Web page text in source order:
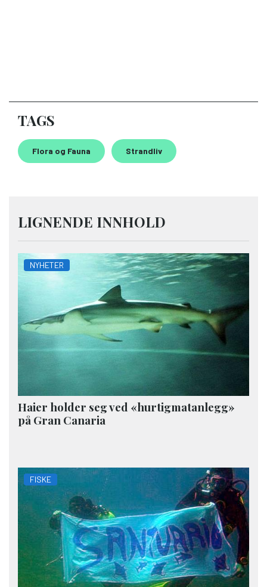
TAGS
Flora og Fauna Strandliv
LIGNENDE INNHOLD
NYHETER
Haier holder seg ved «hurtigmatanlegg»
på Gran Canaria
FISKE